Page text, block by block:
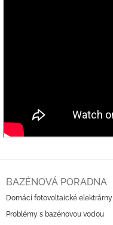
BAZÉNOVÁ PORADNA
Domácí fotovoltaické elektrárny
Problémy s bazénovou vodou